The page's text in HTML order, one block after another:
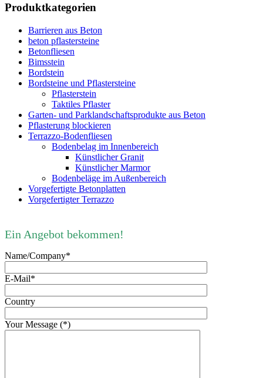
Produktkategorien
Barrieren aus Beton
beton pflastersteine
Betonfliesen
Bimsstein
Bordstein
Bordsteine und Pflastersteine
Pflasterstein
Taktiles Pflaster
Garten- und Parklandschaftsprodukte aus Beton
Pflasterung blockieren
Terrazzo-Bodenfliesen
Bodenbelag im Innenbereich
Künstlicher Granit
Künstlicher Marmor
Bodenbeläge im Außenbereich
Vorgefertigte Betonplatten
Vorgefertigter Terrazzo
Ein Angebot bekommen!
Name/Company*
E-Mail*
Country
Your Message (*)